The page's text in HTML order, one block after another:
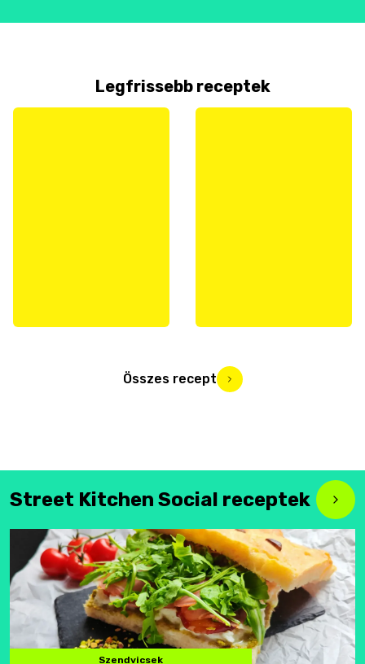
Legfrissebb receptek
Összes recept
Street Kitchen Social receptek
Szendvicsek